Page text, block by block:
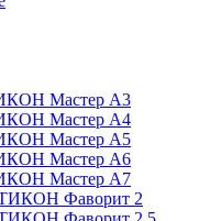
Мастер А3
Мастер А4
Мастер А5
Мастер А6
Мастер А7
Фаворит 2